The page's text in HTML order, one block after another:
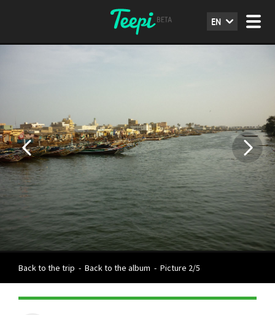
EN
Back to the trip - Back to the album - Picture 2/5